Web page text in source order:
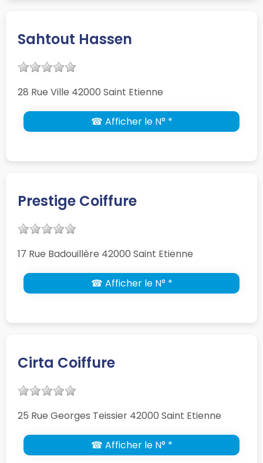
Sahtout Hassen
28 Rue Ville 42000 Saint Etienne
☎ Afficher le N° *
Prestige Coiffure
17 Rue Badouillère 42000 Saint Etienne
☎ Afficher le N° *
Cirta Coiffure
25 Rue Georges Teissier 42000 Saint Etienne
☎ Afficher le N° *